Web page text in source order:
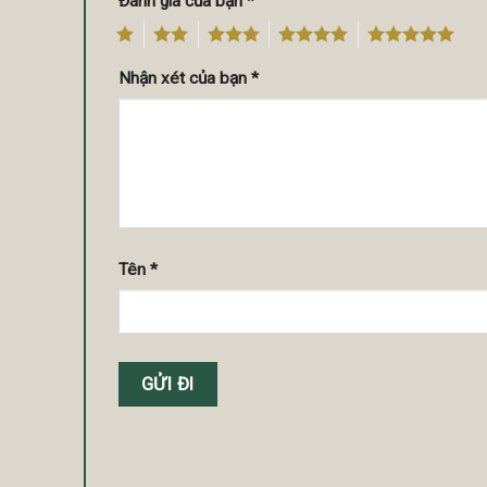
4 5
Nhận xét của bạn *
Tên *